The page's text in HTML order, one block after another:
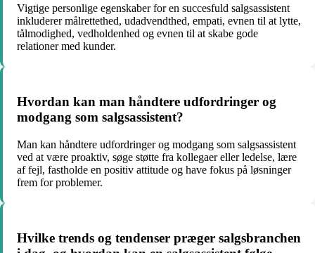
Vigtige personlige egenskaber for en succesfuld salgsassistent
inkluderer målrettethed, udadvendthed, empati, evnen til at lytte,
tålmodighed, vedholdenhed og evnen til at skabe gode
relationer med kunder.
Hvordan kan man håndtere udfordringer og
modgang som salgsassistent?
Man kan håndtere udfordringer og modgang som salgsassistent
ved at være proaktiv, søge støtte fra kollegaer eller ledelse, lære
af fejl, fastholde en positiv attitude og have fokus på løsninger
frem for problemer.
Hvilke trends og tendenser præger salgsbranchen